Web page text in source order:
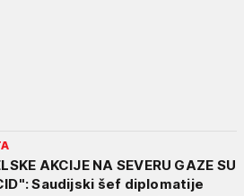
AKCIJE NA SEVERU GAZE SU
Saudijski šef diplomatije